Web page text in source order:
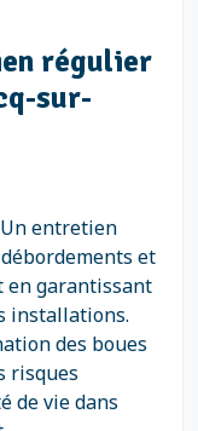
régulier
sur-
entretien
et
en garantissant
installations.
des boues
risques
de vie dans